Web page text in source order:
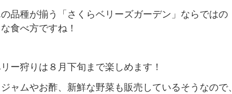
品種が揃う「さくらベリーズガーデン」ならではの
食べ方ですね！
ー狩りは８月下旬まで楽しめます！
ャムやお酢、新鮮な野菜も販売しているそうなので、